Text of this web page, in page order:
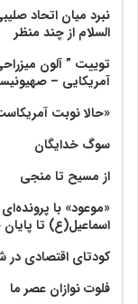
نبرد میان اتحاد
السلام از چند منظر
توییت ” آلون
آمریکایی –
«حالا نوبت
سوگ خدایگان
از مسیح تا منجی
«موعود» با
اسماعیل(ع) تا
کودتای اقتصادی
فلوت نوازان عصر ما